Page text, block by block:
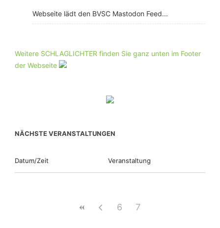
Webseite lädt den BVSC Mastodon Feed...
Weitere SCHLAGLICHTER finden Sie ganz unten im Footer
der Webseite
NÄCHSTE VERANSTALTUNGEN
Datum/Zeit Veranstaltung
6 7